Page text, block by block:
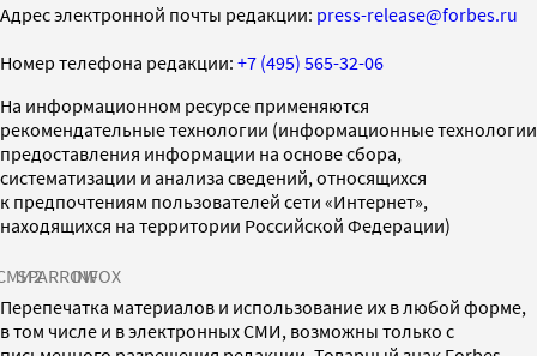
Адрес электронной почты редакции: press-release@forbes.ru
Номер телефона редакции: +7 (495) 565-32-06
На информационном ресурсе применяются
рекомендательные технологии (информационные технологии
предоставления информации на основе сбора,
систематизации и анализа сведений, относящихся
к предпочтениям пользователей сети «Интернет»,
находящихся на территории Российской Федерации)
SPARROWINFOX
Перепечатка материалов и использование их в любой форме,
в том числе и в электронных СМИ, возможны только с